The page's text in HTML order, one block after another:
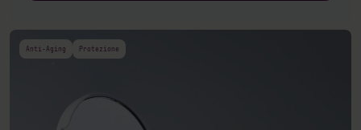
Anti-Aging Protezione